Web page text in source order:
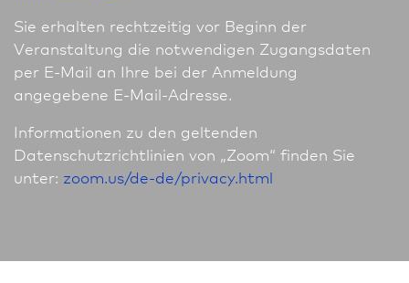
Sie erhalten rechtzeitig vor Beginn der
Veranstaltung die notwendigen Zugangsdaten
per E-Mail an Ihre bei der Anmeldung
angegebene E-Mail-Adresse.
In­for­ma­tio­nen zu den geltenden
Datenschutzrichtlinien von „Zoom“ finden Sie
unter: zoom.us/de-de/privacy.html